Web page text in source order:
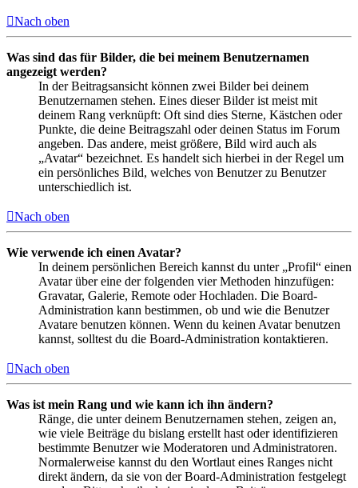
Nach oben
Was sind das für Bilder, die bei meinem Benutzernamen
angezeigt werden?
In der Beitragsansicht können zwei Bilder bei deinem
Benutzernamen stehen. Eines dieser Bilder ist meist mit
deinem Rang verknüpft: Oft sind dies Sterne, Kästchen oder
Punkte, die deine Beitragszahl oder deinen Status im Forum
angeben. Das andere, meist größere, Bild wird auch als
„Avatar“ bezeichnet. Es handelt sich hierbei in der Regel um
ein persönliches Bild, welches von Benutzer zu Benutzer
unterschiedlich ist.
Nach oben
Wie verwende ich einen Avatar?
In deinem persönlichen Bereich kannst du unter „Profil“ einen
Avatar über eine der folgenden vier Methoden hinzufügen:
Gravatar, Galerie, Remote oder Hochladen. Die Board-
Administration kann bestimmen, ob und wie die Benutzer
Avatare benutzen können. Wenn du keinen Avatar benutzen
kannst, solltest du die Board-Administration kontaktieren.
Nach oben
Was ist mein Rang und wie kann ich ihn ändern?
Ränge, die unter deinem Benutzernamen stehen, zeigen an,
wie viele Beiträge du bislang erstellt hast oder identifizieren
bestimmte Benutzer wie Moderatoren und Administratoren.
Normalerweise kannst du den Wortlaut eines Ranges nicht
direkt ändern, da sie von der Board-Administration festgelegt